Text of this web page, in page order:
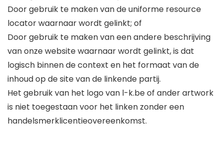
Door gebruik te maken van de uniforme resource
locator waarnaar wordt gelinkt; of
Door gebruik te maken van een andere beschrijving
van onze website waarnaar wordt gelinkt, is dat
logisch binnen de context en het formaat van de
inhoud op de site van de linkende partij.
Het gebruik van het logo van l-k.be of ander artwork
is niet toegestaan ​​voor het linken zonder een
handelsmerklicentieovereenkomst.